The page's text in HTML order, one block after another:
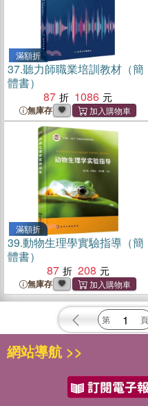
滿額折
37.聽力師職業培訓教材（簡
體書）
87
1086
無庫存
滿額折
39.動物生理學實驗指導（簡
體書）
87
208
無庫存
網站導航 >>